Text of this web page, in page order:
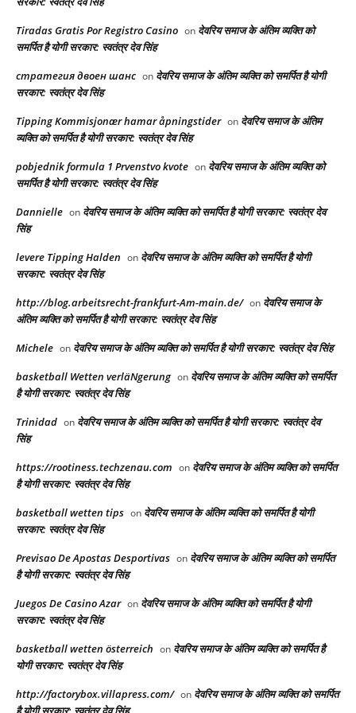
Tiradas Gratis Por Registro Casino on देवरिय समाज के अंतिम व्यक्ति को
समर्पित है योगी सरकार: स्वतंत्र देव सिंह
стратегия двоен шанс on देवरिय समाज के अंतिम व्यक्ति को समर्पित है योगी
सरकार: स्वतंत्र देव सिंह
Tipping Kommisjonær hamar åpningstider on देवरिय समाज के अंतिम
व्यक्ति को समर्पित है योगी सरकार: स्वतंत्र देव सिंह
pobjednik formula 1 Prvenstvo kvote on देवरिय समाज के अंतिम व्यक्ति को
समर्पित है योगी सरकार: स्वतंत्र देव सिंह
Dannielle on देवरिय समाज के अंतिम व्यक्ति को समर्पित है योगी सरकार: स्वतंत्र देव
सिंह
levere Tipping Halden on देवरिय समाज के अंतिम व्यक्ति को समर्पित है योगी
सरकार: स्वतंत्र देव सिंह
http://blog.arbeitsrecht-frankfurt-Am-main.de/ on देवरिय समाज के
अंतिम व्यक्ति को समर्पित है योगी सरकार: स्वतंत्र देव सिंह
Michele on देवरिय समाज के अंतिम व्यक्ति को समर्पित है योगी सरकार: स्वतंत्र देव सिंह
basketball Wetten verläNgerung on देवरिय समाज के अंतिम व्यक्ति को समर्पित
है योगी सरकार: स्वतंत्र देव सिंह
Trinidad on देवरिय समाज के अंतिम व्यक्ति को समर्पित है योगी सरकार: स्वतंत्र देव
सिंह
https://rootiness.techzenau.com on देवरिय समाज के अंतिम व्यक्ति को समर्पित
है योगी सरकार: स्वतंत्र देव सिंह
basketball wetten tips on देवरिय समाज के अंतिम व्यक्ति को समर्पित है योगी
सरकार: स्वतंत्र देव सिंह
Previsao De Apostas Desportivas on देवरिय समाज के अंतिम व्यक्ति को समर्पित
है योगी सरकार: स्वतंत्र देव सिंह
Juegos De Casino Azar on देवरिय समाज के अंतिम व्यक्ति को समर्पित है योगी
सरकार: स्वतंत्र देव सिंह
basketball wetten österreich on देवरिय समाज के अंतिम व्यक्ति को समर्पित है
योगी सरकार: स्वतंत्र देव सिंह
http://factorybox.villapress.com/ on देवरिय समाज के अंतिम व्यक्ति को समर्पित